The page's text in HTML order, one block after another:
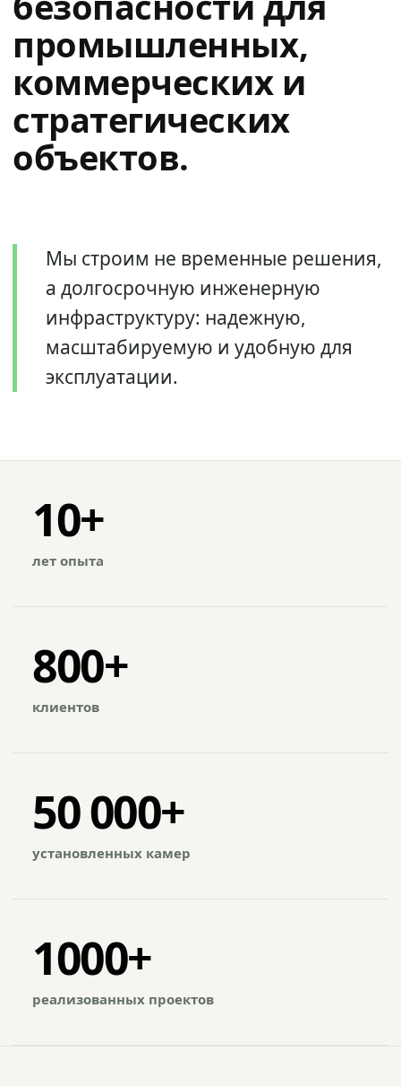
промышленных,
коммерческих и
стратегических
объектов.
Мы строим не временные решения,
а долгосрочную инженерную
инфраструктуру: надежную,
масштабируемую и удобную для
эксплуатации.
10+
лет опыта
800+
клиентов
50 000+
установленных камер
1000+
реализованных проектов